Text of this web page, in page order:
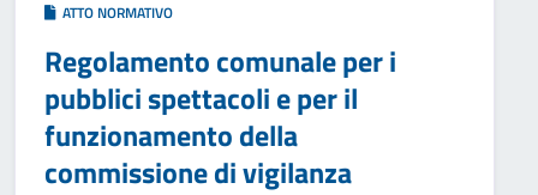
ATTO NORMATIVO
Regolamento comunale per i
pubblici spettacoli e per il
funzionamento della
commissione di vigilanza